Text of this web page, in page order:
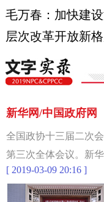
毛万春：加快建
层次改革开放新